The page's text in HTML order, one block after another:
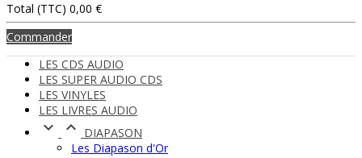
Total (TTC) 0,00 €
Commander
LES CDS AUDIO
LES SUPER AUDIO CDS
LES VINYLES
LES LIVRES AUDIO
  DIAPASON
Les Diapason d'Or